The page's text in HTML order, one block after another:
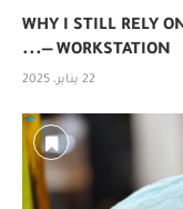
WHY I STILL RELY
WORKSTATION —...
22 يناير، 2025